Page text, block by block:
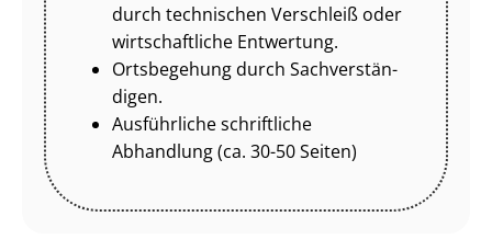
durch technischen Verschleiß oder
wirtschaftliche Entwertung.
Ortsbegehung durch Sach­ver­stän­
di­gen.
Ausführliche schriftliche
Abhandlung (ca. 30-50 Seiten)